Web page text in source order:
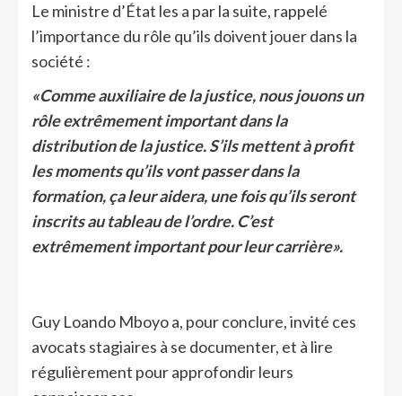
Le ministre d’État les a par la suite, rappelé
l’importance du rôle qu’ils doivent jouer dans la
société :
«Comme auxiliaire de la justice, nous jouons un
rôle extrêmement important dans la
distribution de la justice. S’ils mettent à profit
les moments qu’ils vont passer dans la
formation, ça leur aidera, une fois qu’ils seront
inscrits au tableau de l’ordre. C’est
extrêmement important pour leur carrière».
Guy Loando Mboyo a, pour conclure, invité ces
avocats stagiaires à se documenter, et à lire
régulièrement pour approfondir leurs